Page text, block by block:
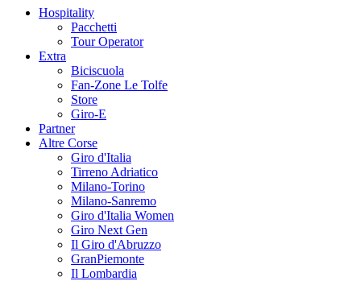
Hospitality
Pacchetti
Tour Operator
Extra
Biciscuola
Fan-Zone Le Tolfe
Store
Giro-E
Partner
Altre Corse
Giro d'Italia
Tirreno Adriatico
Milano-Torino
Milano-Sanremo
Giro d'Italia Women
Giro Next Gen
Il Giro d'Abruzzo
GranPiemonte
Il Lombardia